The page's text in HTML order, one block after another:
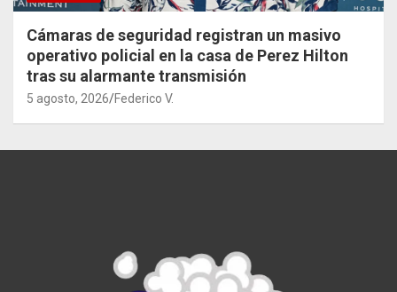
Cámaras de seguridad registran un masivo
operativo policial en la casa de Perez Hilton
tras su alarmante transmisión
5 agosto, 2026 Federico V.